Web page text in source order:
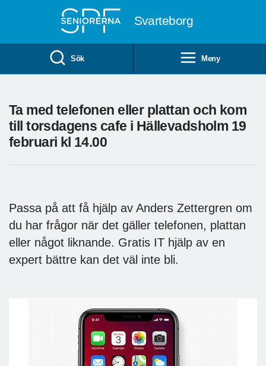
Svarteborg
Sök Meny
Ta med telefonen eller plattan och kom
till torsdagens cafe i Hällevadsholm 19
februari kl 14.00
Passa på att få hjälp av Anders Zettergren om
du har frågor när det gäller telefonen, plattan
eller något liknande. Gratis IT hjälp av en
expert bättre kan det väl inte bli.